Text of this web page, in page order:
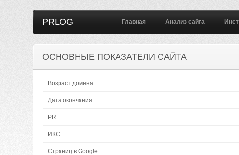
PRLOG Главная Анализ сайта
ОСНОВНЫЕ ПОКАЗАТЕЛИ САЙТА
Возраст домена
Дата окончания
PR
ИКС
Страниц в Google